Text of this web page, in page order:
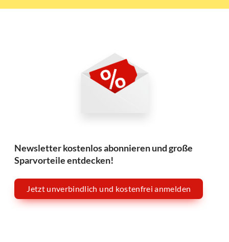
Newsletter kostenlos abonnieren und große
Sparvorteile entdecken!
Jetzt unverbindlich und kostenfrei anmelden